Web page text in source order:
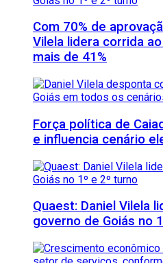
Com 70% de
Vilela lidera corrida
mais de 41%
Força política de
e influencia cenário
Quaest: Daniel Vilela
governo de Goiás no